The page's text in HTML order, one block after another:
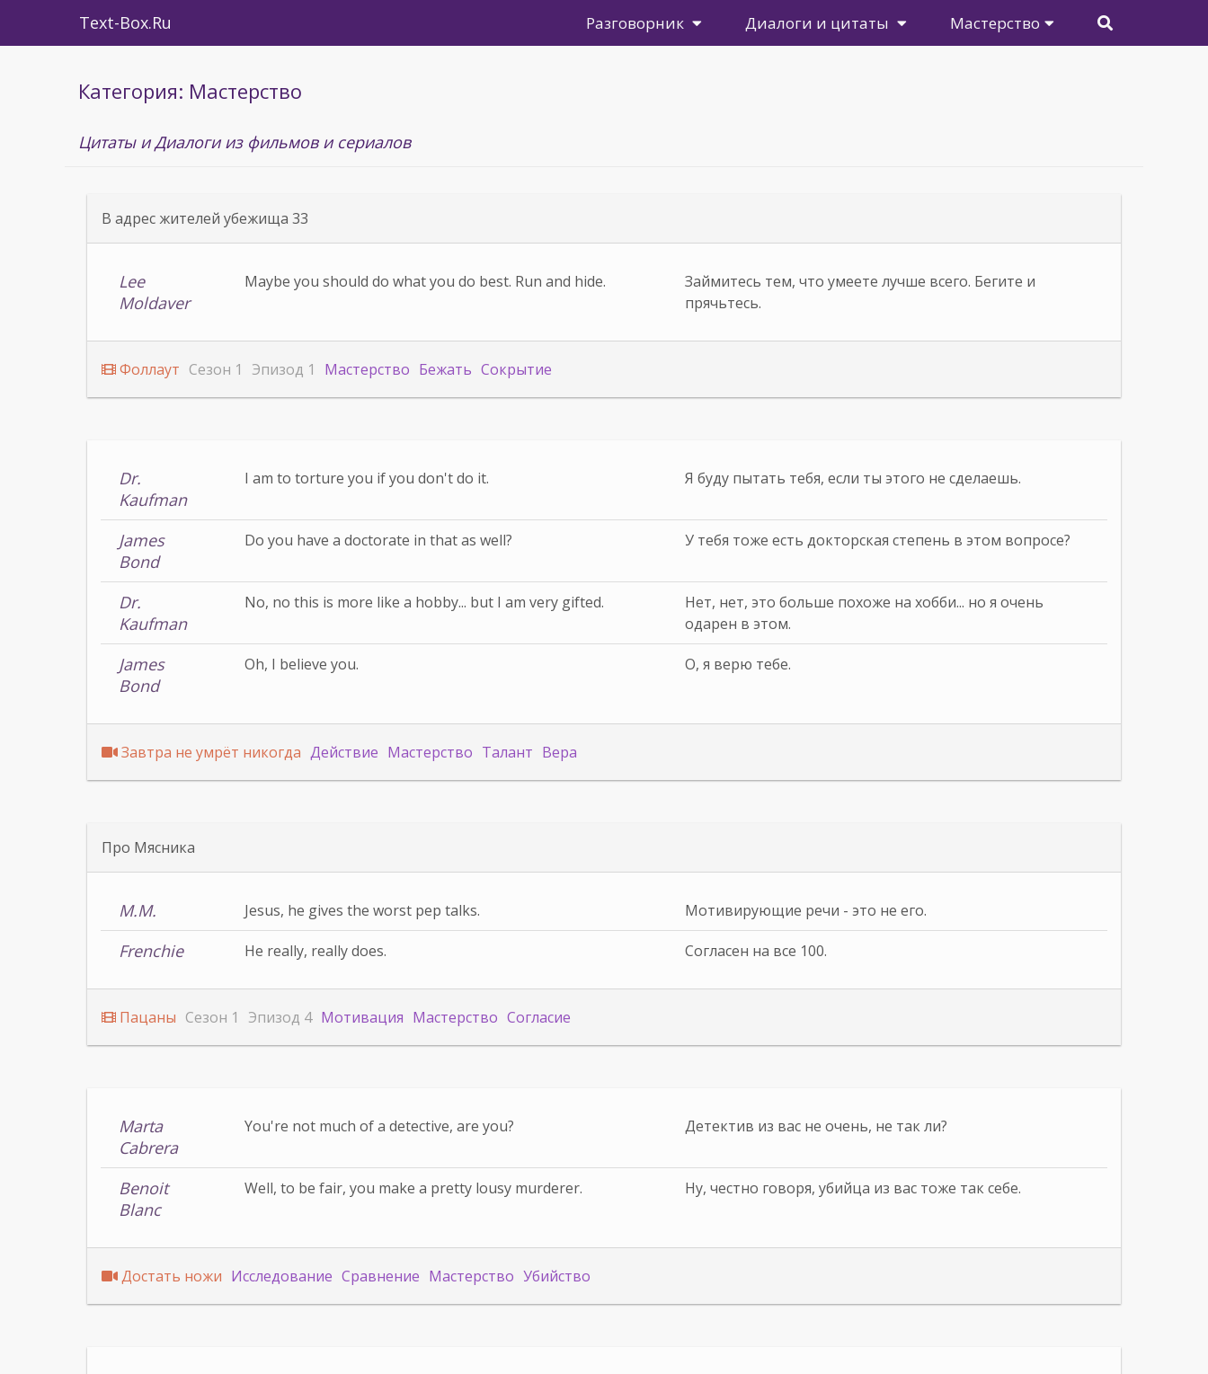
Text-Box.Ru Разговорник Диалоги и цитаты Мастерство
Категория: Мастерство
Цитаты и Диалоги из фильмов и сериалов
В адрес жителей убежища 33
Lee
Moldaver
Maybe you should do what you do best. Run and hide.
Займитесь тем, что умеете лучше всего. Бегите и
прячьтесь.
Фоллаут Сезон 1 Эпизод 1 Мастерство Бежать Сокрытие
Dr.
Kaufman
I am to torture you if you don't do it. Я буду пытать тебя, если ты этого не сделаешь.
James
Bond
Do you have a doctorate in that as well? У тебя тоже есть докторская степень в этом вопросе?
Dr.
Kaufman
No, no this is more like a hobby... but I am very gifted.
Нет, нет, это больше похоже на хобби... но я очень
одарен в этом.
James
Bond
Oh, I believe you. О, я верю тебе.
Завтра не умрёт никогда Действие Мастерство Талант Вера
Про Мясника
M.M. Jesus, he gives the worst pep talks. Мотивирующие речи - это не его.
Frenchie He really, really does. Согласен на все 100.
Пацаны Сезон 1 Эпизод 4 Мотивация Мастерство Согласие
Marta
Cabrera
You're not much of a detective, are you? Детектив из вас не очень, не так ли?
Benoit
Blanc
Well, to be fair, you make a pretty lousy murderer. Ну, честно говоря, убийца из вас тоже так себе.
Достать ножи Исследование Сравнение Мастерство Убийство